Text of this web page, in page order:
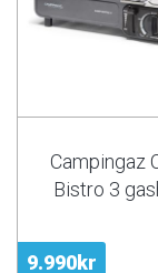
9.990kr
Campingaz
Bistro 3